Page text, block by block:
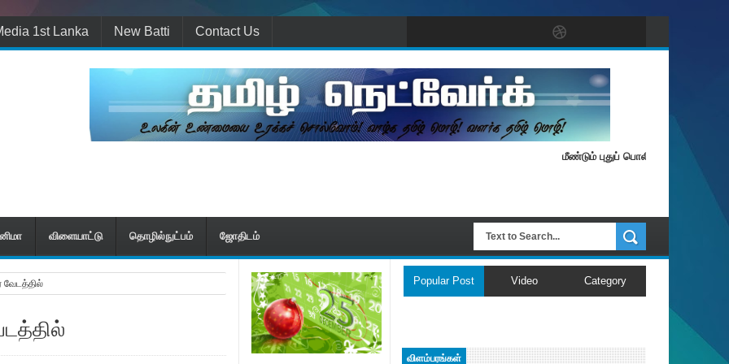
1st Lanka New Batti Contact Us
மீண்டும் புதுப் பொலிவுடன் தமிழ்
விளையாட்டு தொழில்நுட்பம் ஜோதிடம்
வேடத்தில் Popular Post Video Category
விளம்பரங்கள்